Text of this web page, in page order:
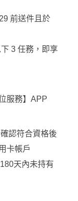
前送件且於
3 任務，即享
服務】APP
認符合資格後
卡帳戶
天內未持有